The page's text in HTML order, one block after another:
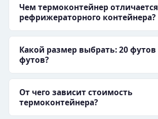
Чем термоконтейнер
рефрижераторного контейнера?
Какой размер выбрать: 20 футов
футов?
От чего зависит стоимость
термоконтейнера?